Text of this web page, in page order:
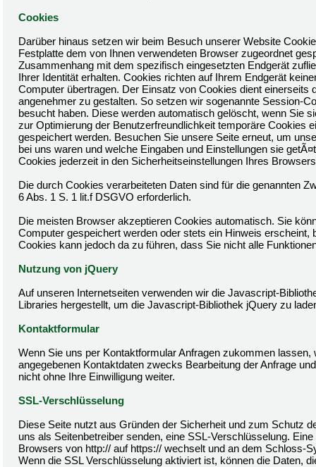
Cookies
Darüber hinaus setzen wir beim Besuch unserer Website
Festplatte dem von Ihnen verwendeten Browser zugeordnet
Zusammenhang mit dem spezifisch eingesetzten Endgerät
Ihrer Identität erhalten. Cookies richten auf Ihrem Endgerät
Computer übertragen. Der Einsatz von Cookies dient einerseits
angenehmer zu gestalten. So setzen wir sogenannte Session-
besucht haben. Diese werden automatisch gelöscht, wenn Sie
zur Optimierung der Benutzerfreundlichkeit temporäre Cookies
gespeichert werden. Besuchen Sie unsere Seite erneut, um
bei uns waren und welche Eingaben und Einstellungen sie
Cookies jederzeit in den Sicherheitseinstellungen Ihres
Die durch Cookies verarbeiteten Daten sind für die genannten
6 Abs. 1 S. 1 lit.f DSGVO erforderlich.
Die meisten Browser akzeptieren Cookies automatisch. Sie
Computer gespeichert werden oder stets ein Hinweis
Cookies kann jedoch da zu führen, dass Sie nicht alle
Nutzung von jQuery
Auf unseren Internetseiten verwenden wir die Javascript-
Libraries hergestellt, um die Javascript-Bibliothek jQuery zu
Kontaktformular
Wenn Sie uns per Kontaktformular Anfragen zukommen
angegebenen Kontaktdaten zwecks Bearbeitung der Anfrage
nicht ohne Ihre Einwilligung weiter.
SSL-Verschlüsselung
Diese Seite nutzt aus Gründen der Sicherheit und zum Schutz
uns als Seitenbetreiber senden, eine SSL-Verschlüsselung.
Browsers von http:// auf https:// wechselt und an dem Schloss-
Wenn die SSL Verschlüsselung aktiviert ist, können die Daten,